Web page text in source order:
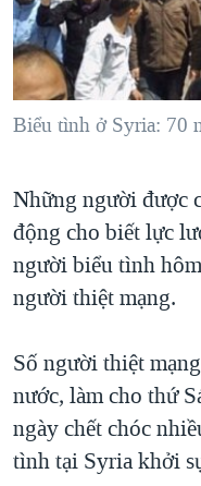
"Tìm"NGƯỜI VIỆT HẢI
ĐỜI SỐNG
KINH TẾ
THỂ THAO
GIÁO DỤC
TẠI
HÀNH TRÌNH BẦU
MỘT NĂM CHIẾN
GIẢI MÃ VÀNH ĐAI &
TRỊNH VĨNH BÌNH -
GROUND ZERO –
CHI PHÍ CHIẾN
THƯỢNG ĐỈNH
TRỊNH VĨNH BÌNH
NGƯ DÂN VIỆT VÀ
BÊN KIA QUỐC LỘ:
VIDEO
NGHE
MẠNG XÃ HỘI
Ngôn ngữ khác
Biểu tình ở Syria: 70
Những người được
động cho biết lực
người biểu tình
người thiệt mạng.
Số người thiệt
nước, làm cho thứ
ngày chết chóc
tình tại Syria khởi